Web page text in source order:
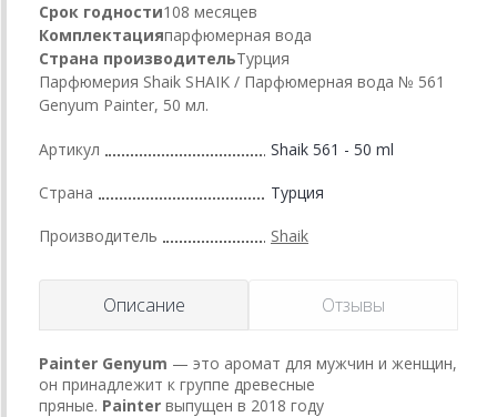
Срок годности108 месяцев
Комплектацияпарфюмерная вода
Страна производительТурция
Парфюмерия Shaik SHAIK / Парфюмерная вода № 561
Genyum Painter, 50 мл.
Артикул Shaik 561 - 50 ml
Страна Турция
Производитель Shaik
Описание Отзывы
Painter Genyum — это аромат для мужчин и женщин,
он принадлежит к группе древесные
пряные. Painter выпущен в 2018 году